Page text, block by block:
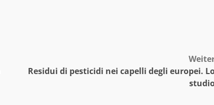
Residui di pesticidi nei capelli degli europei.